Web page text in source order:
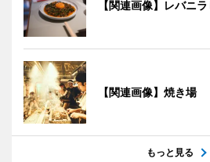
【関連画像】レバニ
【関連画像】焼き場
もっと見る